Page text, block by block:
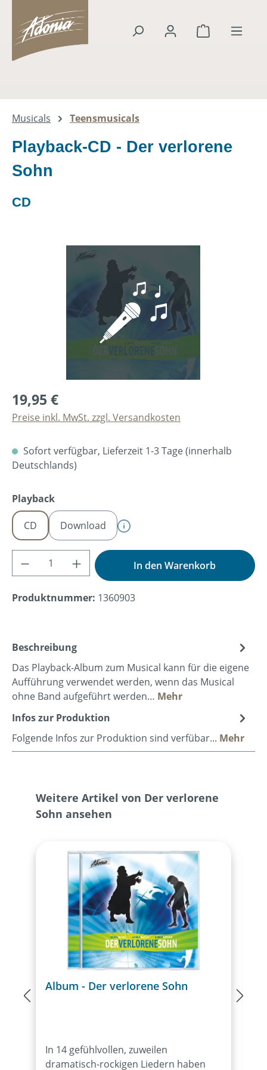
springen
Warenkorb
Musicals Teensmusicals
Playback-CD - Der verlorene
Sohn
CD
Bildergalerie überspringen
19,95 €
Preise inkl. MwSt. zzgl. Versandkosten
Sofort verfügbar, Lieferzeit 1-3 Tage (innerhalb
Deutschlands)
Playbackauswählen
CD Download
Produkt Anzahl: Gib den gewünschten
In den Warenkorb
Produktnummer: 1360903
Beschreibung
Das Playback-Album zum Musical kann für die eigene
Aufführung verwendet werden, wenn das Musical
ohne Band aufgeführt werden… Mehr
Infos zur Produktion
Folgende Infos zur Produktion sind verfübar... Mehr
Produktgalerie überspringen
Weitere Artikel von Der verlorene
Sohn ansehen
Album - Der verlorene Sohn
In 14 gefühlvollen, zuweilen
dramatisch-rockigen Liedern haben